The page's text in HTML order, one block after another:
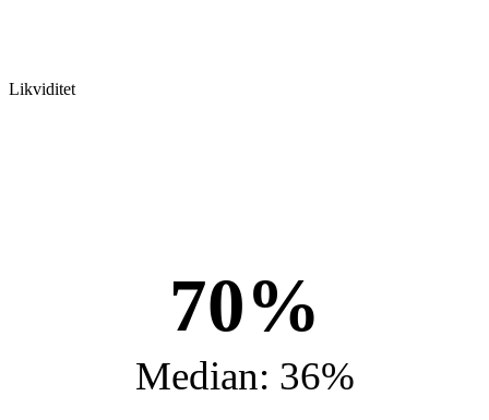
Likviditet
70%
Median: 36%